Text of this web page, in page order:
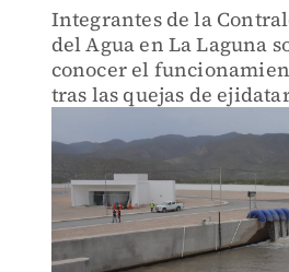
Integrantes de la
del Agua en La Laguna
conocer el
tras las quejas de
suministro.